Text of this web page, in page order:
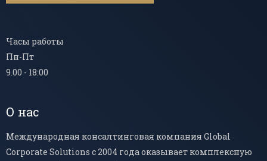
Часы работы
Пн-Пт
9.00 - 18:00
О нас
Международная консалтинговая компания Global
Corporate Solutions с 2004 года оказывает комплексную